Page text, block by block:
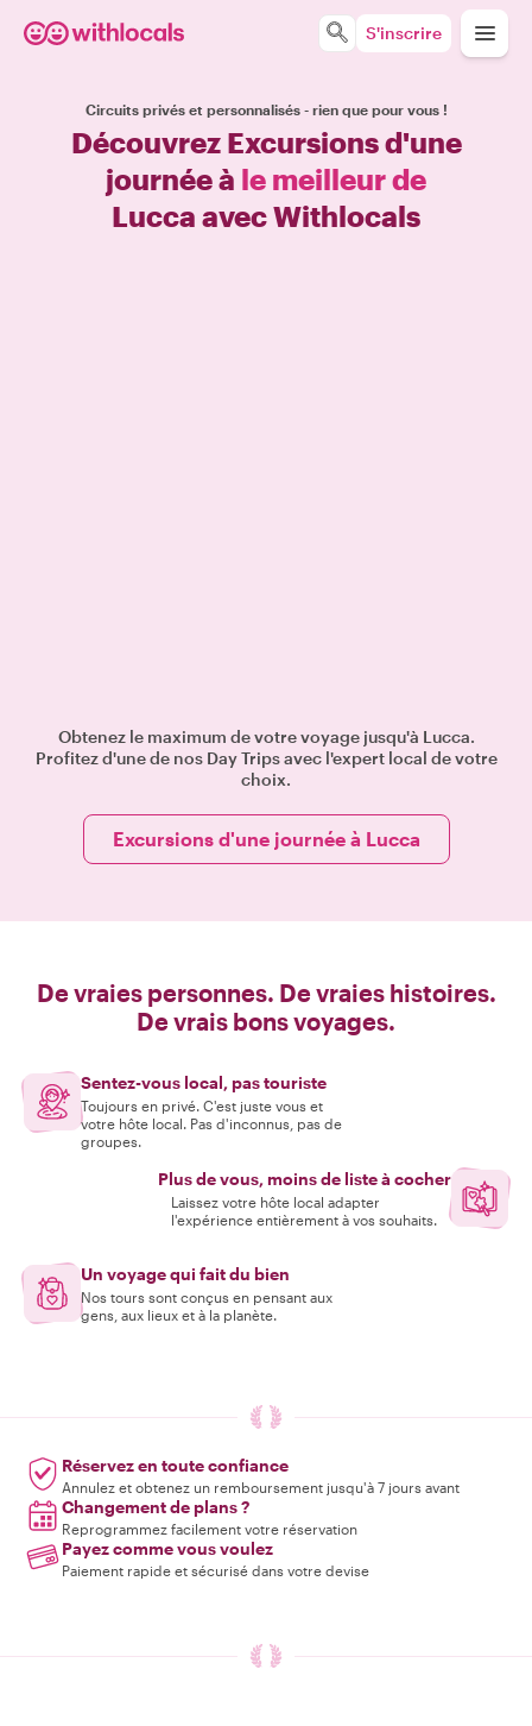
S'inscrire
Circuits privés et personnalisés - rien que pour vous !
Découvrez Excursions d'une
journée à le meilleur de
Lucca avec Withlocals
Obtenez le maximum de votre voyage jusqu'à Lucca.
Profitez d'une de nos Day Trips avec l'expert local de votre
choix.
Excursions d'une journée à Lucca
De vraies personnes. De vraies histoires.
De vrais bons voyages.
Sentez-vous local, pas touriste
Toujours en privé. C'est juste vous et
votre hôte local. Pas d'inconnus, pas de
groupes.
Plus de vous, moins de liste à cocher
Laissez votre hôte local adapter
l'expérience entièrement à vos souhaits.
Un voyage qui fait du bien
Nos tours sont conçus en pensant aux
gens, aux lieux et à la planète.
Réservez en toute confiance
Annulez et obtenez un remboursement jusqu'à 7 jours avant
Changement de plans ?
Reprogrammez facilement votre réservation
Payez comme vous voulez
Paiement rapide et sécurisé dans votre devise